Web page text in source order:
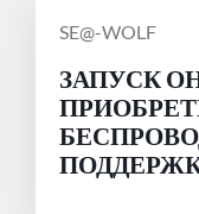
СООБЩЕНИЕ
SE@-WOLF
ЗАПУСК